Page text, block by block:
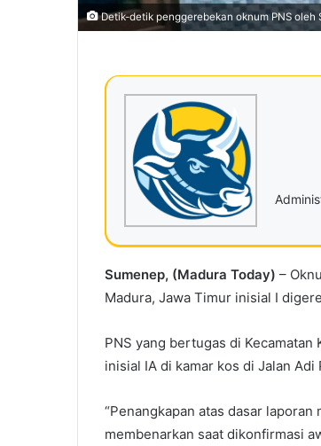
Detik-detik penggerebekan oknum PNS oleh
Sumenep, (Madura Today) –
Madura, Jawa Timur inisial I
PNS yang bertugas di
inisial IA di kamar kos di Jalan Adi
“Penangkapan atas dasar
membenarkan saat dikonfirmasi